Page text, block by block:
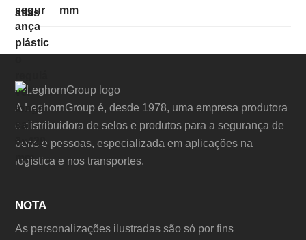
mm
A LeghornGroup é, desde 1978, uma empresa produtora
e distribuidora de selos e produtos para a segurança de
bens e pessoas, especializada em aplicações na
logística e nos transportes.
NOTA
As personalizações ilustradas são só por fins